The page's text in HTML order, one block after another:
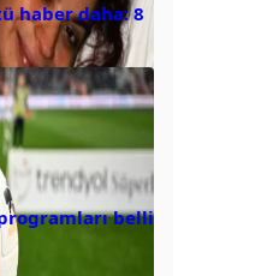
haber daha: 8
belli